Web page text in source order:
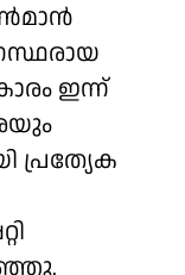
ഇന്ന്
പ്രത്യേക